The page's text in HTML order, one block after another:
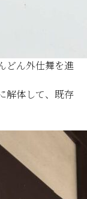
どん外仕舞を進
解体して、既存